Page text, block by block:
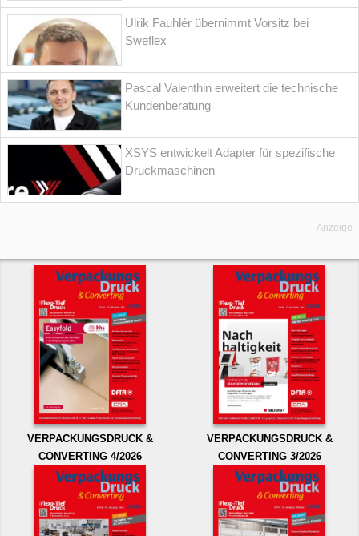
Ulrik Fauhlér übernimmt Vorsitz bei
Sweflex
Pascal Valenthin erweitert die technische
Kundenberatung
XSYS entwickelt Adapter für spezifische
Druckmaschinen
Anzeige
VERPACKUNGSDRUCK &
CONVERTING 4/2026
VERPACKUNGSDRUCK &
CONVERTING 3/2026